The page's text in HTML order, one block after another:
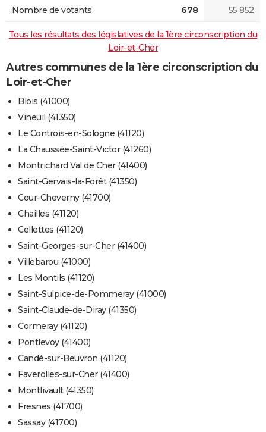
Nombre de votants 678 55 852
Tous les résultats des législatives de la 1ère circonscription du
Loir-et-Cher
Autres communes de la 1ère circonscription du
Loir-et-Cher
Blois (41000)
Vineuil (41350)
Le Controis-en-Sologne (41120)
La Chaussée-Saint-Victor (41260)
Montrichard Val de Cher (41400)
Saint-Gervais-la-Forêt (41350)
Cour-Cheverny (41700)
Chailles (41120)
Cellettes (41120)
Saint-Georges-sur-Cher (41400)
Villebarou (41000)
Les Montils (41120)
Saint-Sulpice-de-Pommeray (41000)
Saint-Claude-de-Diray (41350)
Cormeray (41120)
Pontlevoy (41400)
Candé-sur-Beuvron (41120)
Faverolles-sur-Cher (41400)
Montlivault (41350)
Fresnes (41700)
Sassay (41700)